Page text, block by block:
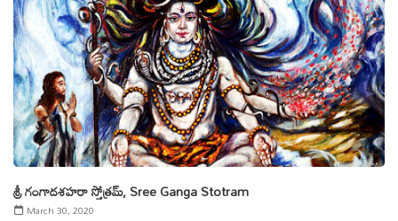
శ్రీ గంగాదశహరా స్తోత్రమ్‌, Sree Ganga Stotram
March 30, 2020